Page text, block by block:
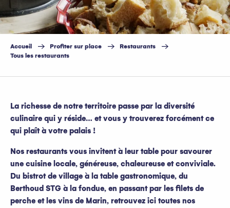
Accueil Profiter sur place
Restaurants
Tous les restaurants
La richesse de notre territoire passe par la diversité
culinaire qui y réside… et vous y trouverez forcément ce
qui plaît à votre palais !
Nos restaurants vous invitent à leur table pour savourer
une cuisine locale, généreuse, chaleureuse et conviviale.
Du bistrot de village à la table gastronomique, du
Berthoud STG à la fondue, en passant par les filets de
perche et les vins de Marin, retrouvez ici toutes nos